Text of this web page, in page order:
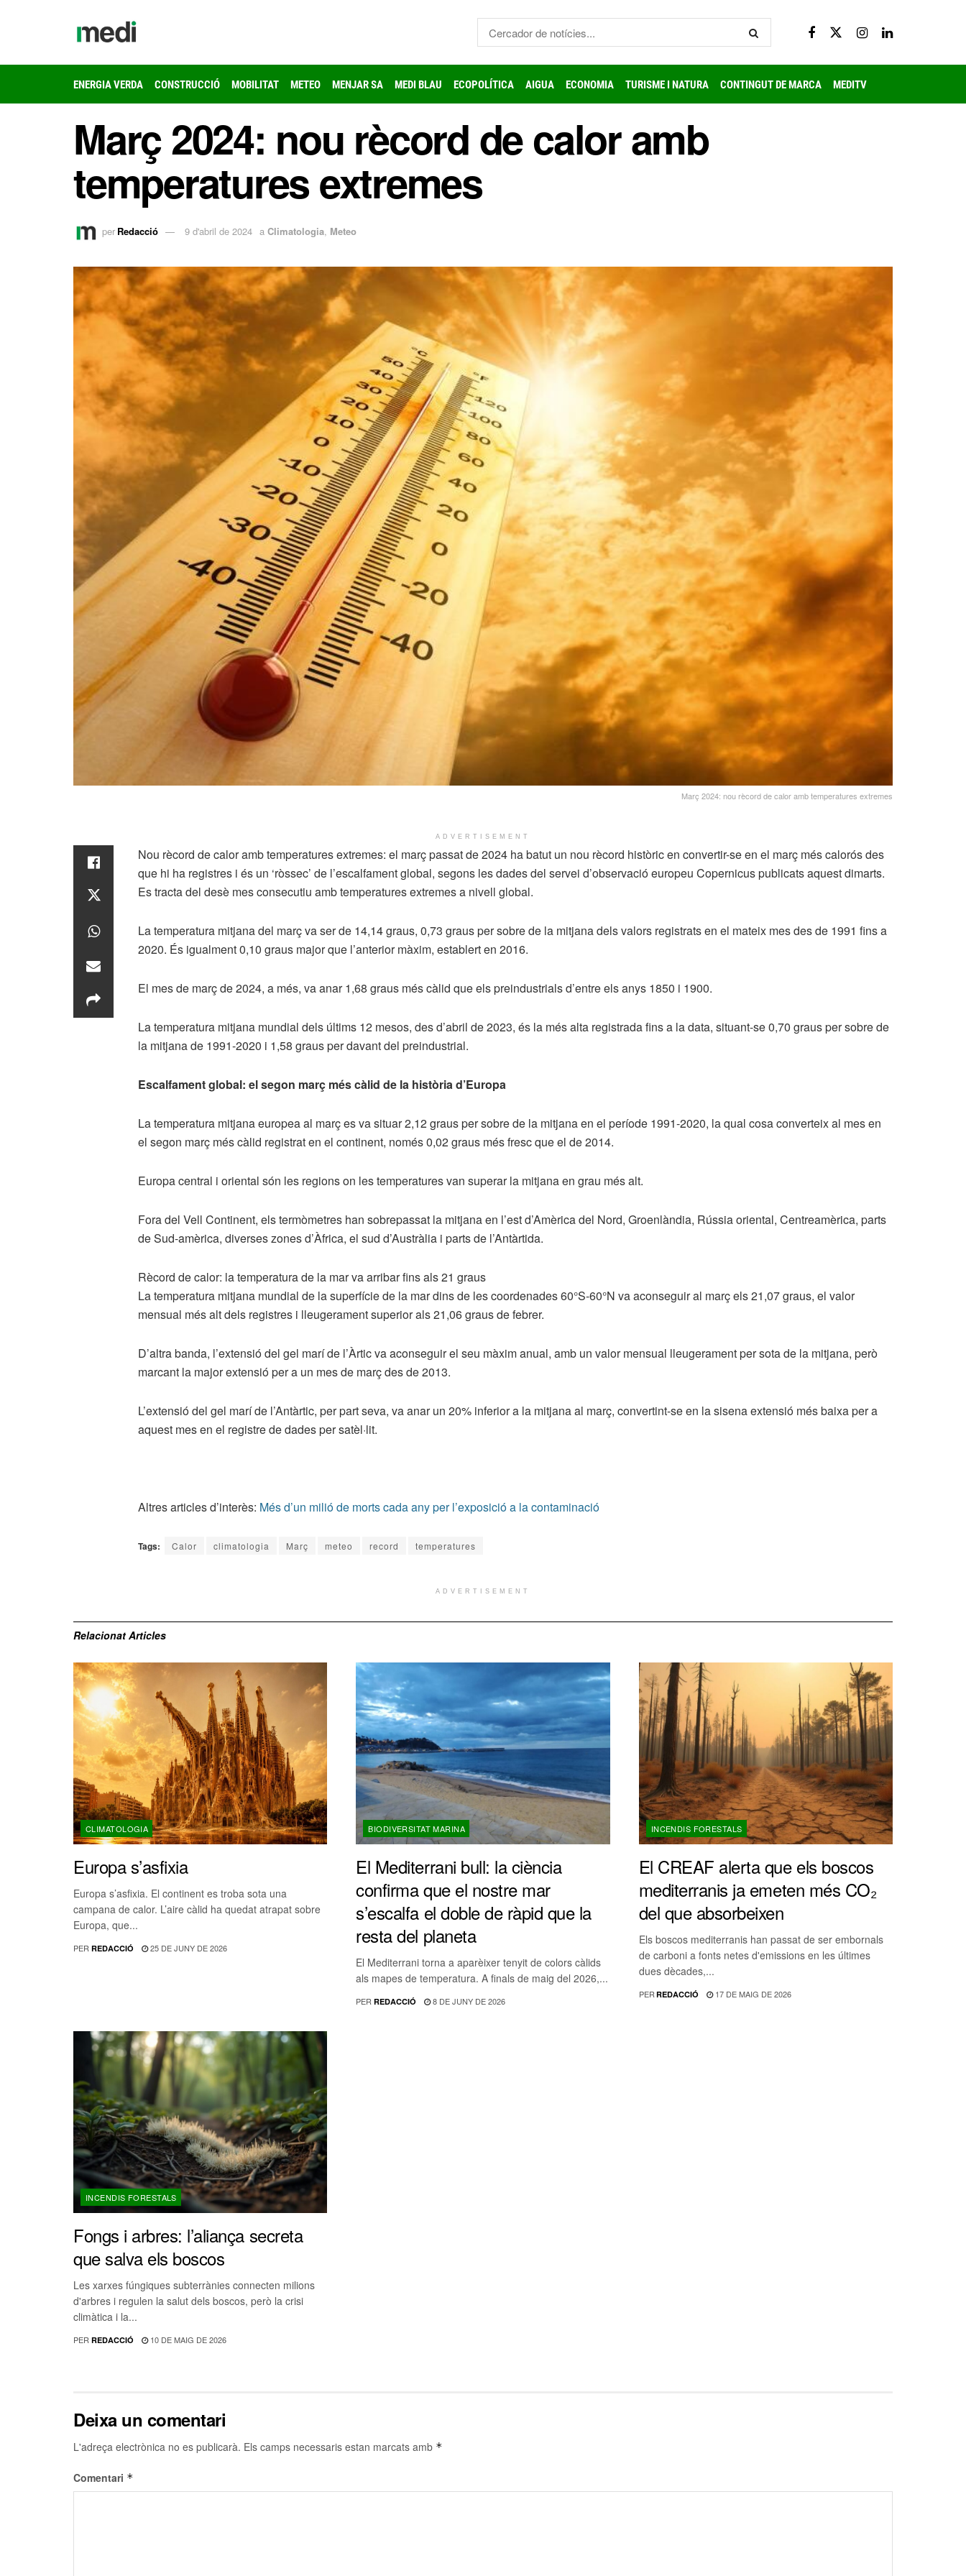
ENERGIA VERDA CONSTRUCCIÓ MOBILITAT METEO MENJAR SA MEDI BLAU ECOPOLÍTICA AIGUA ECONOMIA TURISME I NATURA CONTINGUT DE MARCA MEDITV
Març 2024: nou rècord de calor amb
temperatures extremes
per Redacció 9 d'abril de 2024 a Climatologia, Meteo
Març 2024: nou rècord de calor amb temperatures extremes
ADVERTISEMENT
Nou rècord de calor amb temperatures extremes: el març passat de 2024 ha batut un nou rècord històric en convertir-se en el març més calorós des
que hi ha registres i és un ‘ròssec’ de l’escalfament global, segons les dades del servei d’observació europeu Copernicus publicats aquest dimarts.
Es tracta del desè mes consecutiu amb temperatures extremes a nivell global.
La temperatura mitjana del març va ser de 14,14 graus, 0,73 graus per sobre de la mitjana dels valors registrats en el mateix mes des de 1991 fins a
2020. És igualment 0,10 graus major que l’anterior màxim, establert en 2016.
El mes de març de 2024, a més, va anar 1,68 graus més càlid que els preindustrials d’entre els anys 1850 i 1900.
La temperatura mitjana mundial dels últims 12 mesos, des d’abril de 2023, és la més alta registrada fins a la data, situant-se 0,70 graus per sobre de
la mitjana de 1991-2020 i 1,58 graus per davant del preindustrial.
Escalfament global: el segon març més càlid de la història d’Europa
La temperatura mitjana europea al març es va situar 2,12 graus per sobre de la mitjana en el període 1991-2020, la qual cosa converteix al mes en
el segon març més càlid registrat en el continent, només 0,02 graus més fresc que el de 2014.
Europa central i oriental són les regions on les temperatures van superar la mitjana en grau més alt.
Fora del Vell Continent, els termòmetres han sobrepassat la mitjana en l’est d’Amèrica del Nord, Groenlàndia, Rússia oriental, Centreamèrica, parts
de Sud-amèrica, diverses zones d’Àfrica, el sud d’Austràlia i parts de l’Antàrtida.
Rècord de calor: la temperatura de la mar va arribar fins als 21 graus
La temperatura mitjana mundial de la superfície de la mar dins de les coordenades 60°S-60°N va aconseguir al març els 21,07 graus, el valor
mensual més alt dels registres i lleugerament superior als 21,06 graus de febrer.
D’altra banda, l’extensió del gel marí de l’Àrtic va aconseguir el seu màxim anual, amb un valor mensual lleugerament per sota de la mitjana, però
marcant la major extensió per a un mes de març des de 2013.
L’extensió del gel marí de l’Antàrtic, per part seva, va anar un 20% inferior a la mitjana al març, convertint-se en la sisena extensió més baixa per a
aquest mes en el registre de dades per satèl·lit.
Altres articles d’interès: Més d’un milió de morts cada any per l’exposició a la contaminació
Tags: Calor climatologia Març meteo record temperatures
ADVERTISEMENT
Relacionat Articles
CLIMATOLOGIA
Europa s’asfixia
Europa s’asfixia. El continent es troba sota una
campana de calor. L’aire càlid ha quedat atrapat sobre
Europa, que...
PER REDACCIÓ 25 DE JUNY DE 2026
BIODIVERSITAT MARINA
El Mediterrani bull: la ciència
confirma que el nostre mar
s’escalfa el doble de ràpid que la
resta del planeta
El Mediterrani torna a aparèixer tenyit de colors càlids
als mapes de temperatura. A finals de maig del 2026,...
PER REDACCIÓ 8 DE JUNY DE 2026
INCENDIS FORESTALS
El CREAF alerta que els boscos
mediterranis ja emeten més CO₂
del que absorbeixen
Els boscos mediterranis han passat de ser embornals
de carboni a fonts netes d'emissions en les últimes
dues dècades,...
PER REDACCIÓ 17 DE MAIG DE 2026
INCENDIS FORESTALS
Fongs i arbres: l’aliança secreta
que salva els boscos
Les xarxes fúngiques subterrànies connecten milions
d'arbres i regulen la salut dels boscos, però la crisi
climàtica i la...
PER REDACCIÓ 10 DE MAIG DE 2026
Deixa un comentari
L'adreça electrònica no es publicarà. Els camps necessaris estan marcats amb *
Comentari *